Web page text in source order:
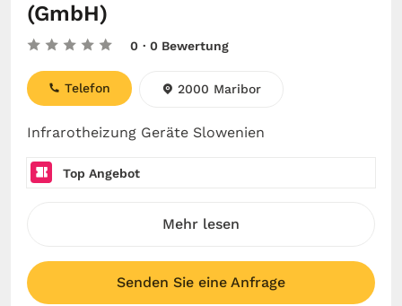
(GmbH)
0 · 0 Bewertung
Infrarotheizung Geräte Slowenien
Telefon 2000 Maribor
Top Angebot
Mehr lesen
Senden Sie eine Anfrage